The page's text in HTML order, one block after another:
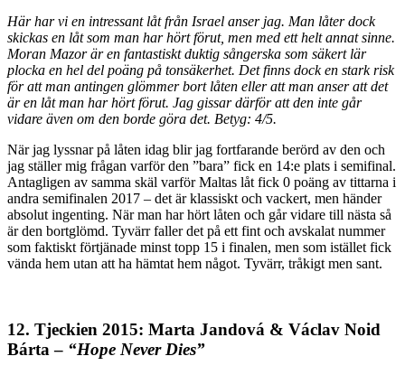
Här har vi en intressant låt från Israel anser jag. Man låter dock
skickas en låt som man har hört förut, men med ett helt annat sinne.
Moran Mazor är en fantastiskt duktig sångerska som säkert lär
plocka en hel del poäng på tonsäkerhet. Det finns dock en stark risk
för att man antingen glömmer bort låten eller att man anser att det
är en låt man har hört förut. Jag gissar därför att den inte går
vidare även om den borde göra det. Betyg: 4/5.
När jag lyssnar på låten idag blir jag fortfarande berörd av den och
jag ställer mig frågan varför den ”bara” fick en 14:e plats i semifinal.
Antagligen av samma skäl varför Maltas låt fick 0 poäng av tittarna i
andra semifinalen 2017 – det är klassiskt och vackert, men händer
absolut ingenting. När man har hört låten och går vidare till nästa så
är den bortglömd. Tyvärr faller det på ett fint och avskalat nummer
som faktiskt förtjänade minst topp 15 i finalen, men som istället fick
vända hem utan att ha hämtat hem något. Tyvärr, tråkigt men sant.
12. Tjeckien 2015: Marta Jandová & Václav Noid
Bárta – “Hope Never Dies”